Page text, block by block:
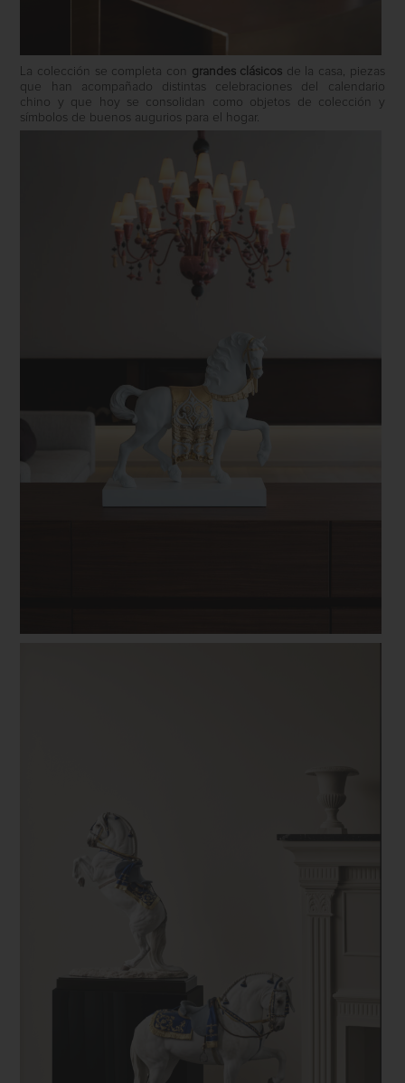
La colección se completa con grandes clásicos de la casa, piezas
que han acompañado distintas celebraciones del calendario
chino y que hoy se consolidan como objetos de colección y
símbolos de buenos augurios para el hogar.